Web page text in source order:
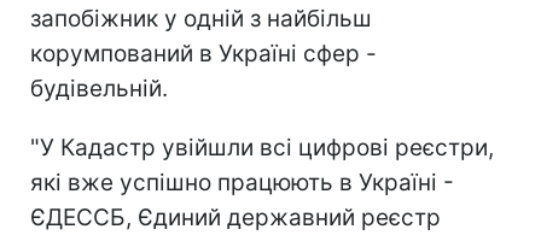
запобіжник у одній з найбільш
корумпований в Україні сфер -
будівельній.
"У Кадастр увійшли всі цифрові реєстри,
які вже успішно працюють в Україні -
ЄДЕССБ, Єдиний державний реєстр